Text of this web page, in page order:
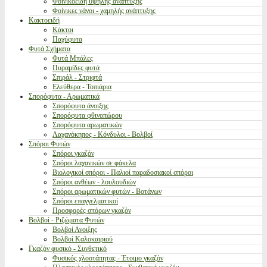
Φοίνικες νάνοι - χαμηλής ανάπτυξης
Κακτοειδή
Κάκτοι
Παχύφυτα
Φυτά Σχήματα
Φυτά Μπάλες
Πυραμίδες φυτά
Σπιράλ - Στριφτά
Ελεύθερα - Τοπιάρια
Σπορόφυτα - Αρωματικά
Σπορόφυτα άνοιξης
Σπορόφυτα φθινοπώρου
Σπορόφυτα αρωματικών
Λαχανόκηπος - Κόνδυλοι - Βολβοί
Σπόροι Φυτών
Σπόροι γκαζόν
Σπόροι λαχανικών σε φάκελα
Βιολογικοί σπόροι - Παλιοί παραδοσιακοί σπόροι
Σπόροι ανθέων - λουλουδιών
Σπόροι αρωματικών φυτών - Βοτάνων
Σπόροι επαγγελματικοί
Προσφορές σπόρων γκαζόν
Βολβοί - Ριζώματα Φυτών
Βολβοί Ανοιξης
Βολβοί Καλοκαιριού
Γκαζόν φυσικό - Συνθετικό
Φυσικός χλοοτάπητας - Έτοιμο γκαζόν